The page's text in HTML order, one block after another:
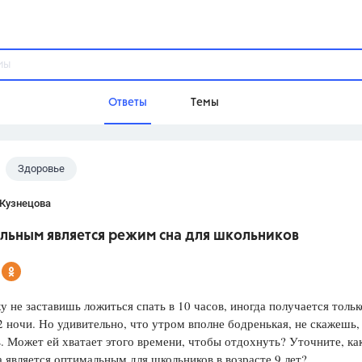
Ответы Темы
Школа
Учебники
Разумовская М.М.,Габриелян
Здоровье
является режим сна для школьников
заставишь ложиться спать в 10 часов, иногда получается
ночи. Но удивительно, что утром вполне бодренькая, не
Может ей хватает этого времени, чтобы отдохнуть? Уточните,
оптимальным для школьников в возрасте 9 лет?